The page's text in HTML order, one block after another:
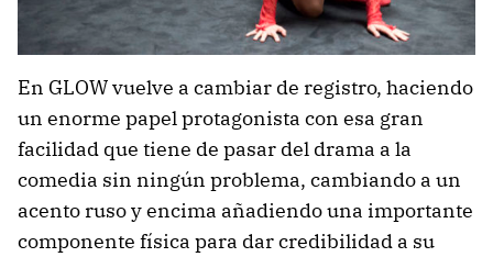
En GLOW vuelve a cambiar de registro, haciendo
un enorme papel protagonista con esa gran
facilidad que tiene de pasar del drama a la
comedia sin ningún problema, cambiando a un
acento ruso y encima añadiendo una importante
componente física para dar credibilidad a su